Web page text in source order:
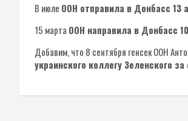
В июле ООН отправила в Донбасс 13
15 марта ООН направила в Донбасс
Добавим, что 8 сентября генсек ООН
украинского коллегу Зеленского